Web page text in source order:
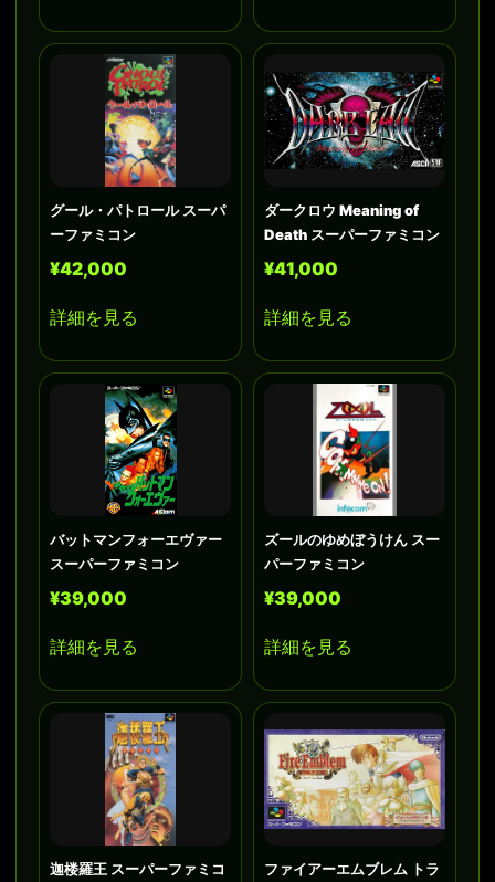
グール・パトロール スーパ
ーファミコン
¥42,000
詳細を見る
ダークロウ Meaning of
Death スーパーファミコン
¥41,000
詳細を見る
バットマンフォーエヴァー
スーパーファミコン
¥39,000
詳細を見る
ズールのゆめぼうけん スー
パーファミコン
¥39,000
詳細を見る
迦楼羅王 スーパーファミコ
ファイアーエムブレム トラ